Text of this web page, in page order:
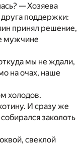
— Хозяева
друга поддержки:
принял решение,
мужчине
мы не ждали,
на очах, наше
холодов.
И сразу же
заколоть
свеклой